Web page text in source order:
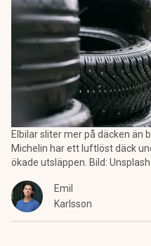
Elbilar sliter mer på däcken än
Michelin har ett luftlöst däck
ökade utsläppen. Bild:
Emil
Karlsson